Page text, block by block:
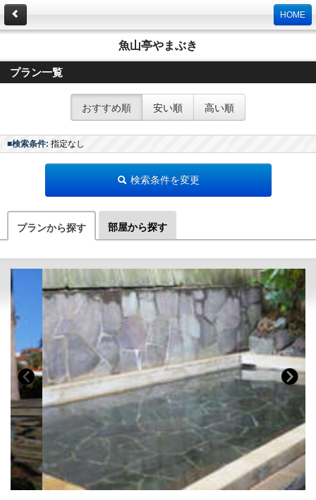
HOME
魚山亭やまぶき
プラン一覧
おすすめ順 安い順 高い順
■検索条件: 指定なし
検索条件を変更
プランから探す 部屋から探す